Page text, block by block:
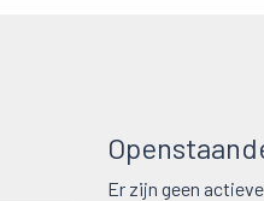
Er zijn geen